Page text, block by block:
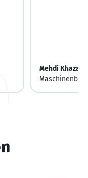
Mehdi